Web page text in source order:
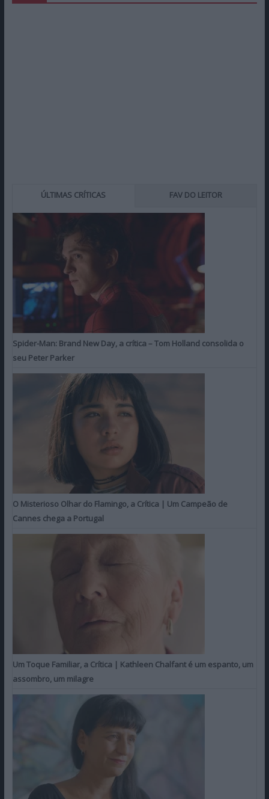
ÚLTIMAS CRÍTICAS FAV DO LEITOR
Spider-Man: Brand New Day, a crítica – Tom Holland consolida o
seu Peter Parker
O Misterioso Olhar do Flamingo, a Crítica | Um Campeão de
Cannes chega a Portugal
Um Toque Familiar, a Crítica | Kathleen Chalfant é um espanto, um
assombro, um milagre